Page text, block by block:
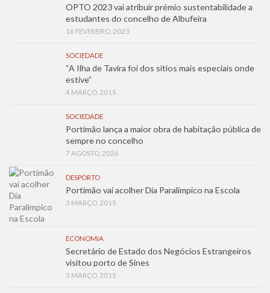
OPTO 2023 vai atribuir prémio sustentabilidade a
estudantes do concelho de Albufeira
16 FEVEREIRO, 2023
SOCIEDADE
“A Ilha de Tavira foi dos sítios mais especiais onde
estive”
4 MARÇO, 2015
SOCIEDADE
Portimão lança a maior obra de habitação pública de
sempre no concelho
7 AGOSTO, 2026
DESPORTO
Portimão vai acolher Dia Paralímpico na Escola
3 MARÇO, 2015
ECONOMIA
Secretário de Estado dos Negócios Estrangeiros
visitou porto de Sines
3 MARÇO, 2015